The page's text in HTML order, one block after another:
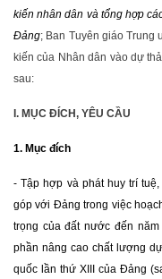
kiến nhân dân và tổng hợp
Đảng; Ban Tuyên giáo Trung
kiến của Nhân dân vào dự
sau:
I. MỤC ĐÍCH, YÊU CẦU
1. Mục đích
- Tập hợp và phát huy trí
góp với Đảng trong việc
trọng của đất nước đến
phần nâng cao chất lượng
quốc lần thứ XIII của Đảng